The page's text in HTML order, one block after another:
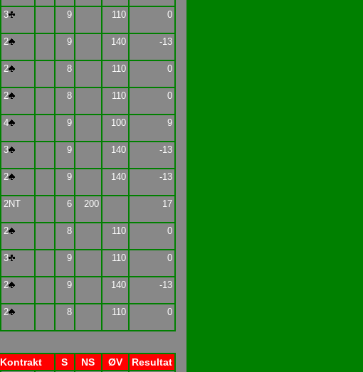
3 9 110 0
2 9 140 -13
2 8 110 0
2 8 110 0
4 9 100 9
3 9 140 -13
2 9 140 -13
2NT 6 200 17
2 8 110 0
3 9 110 0
2 9 140 -13
2 8 110 0
Kontrakt S NS ØV Resultat